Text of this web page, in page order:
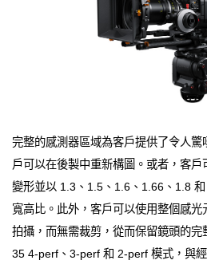
完整的感測器區域為客戶提供了令人
戶可以在後製中重新構圖。或者，客
變形並以 1.3、1.5、1.6、1.66、1.8
寬高比。此外，客戶可以使用整個感
拍攝，而無需裁剪，從而保留鏡頭的
35 4-perf、3-perf 和 2-perf 模式，與